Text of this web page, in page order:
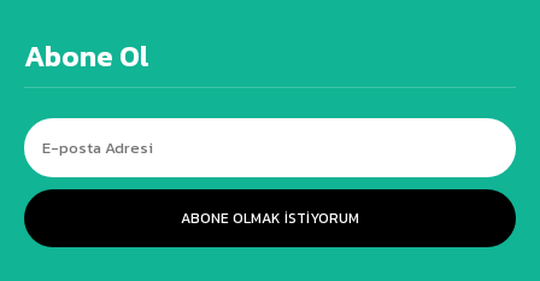
Abone Ol
ABONE OLMAK ISTIYORUM